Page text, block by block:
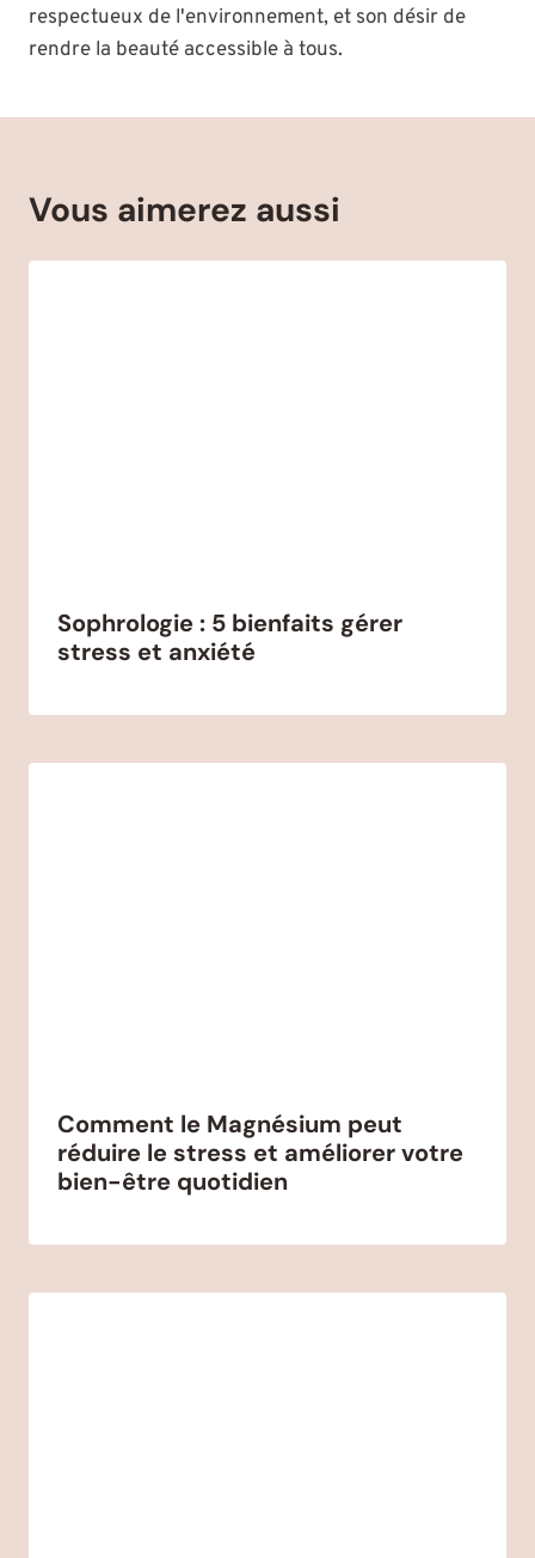
respectueux de l'environnement, et son désir de
rendre la beauté accessible à tous.
Vous aimerez aussi
Sophrologie : 5 bienfaits gérer
stress et anxiété
Comment le Magnésium peut
réduire le stress et améliorer votre
bien-être quotidien